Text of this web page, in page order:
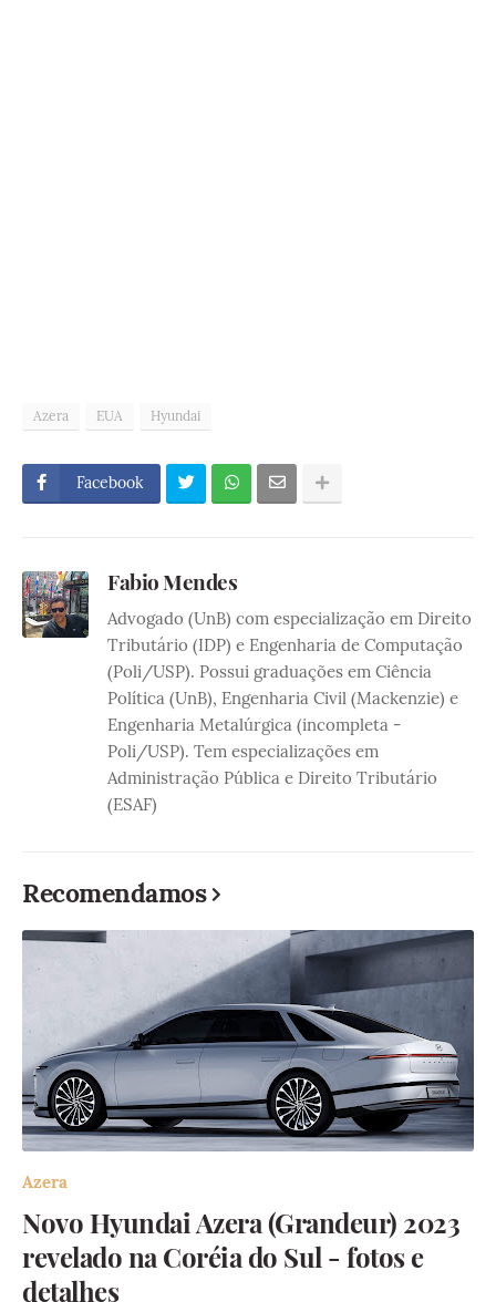
Azera EUA Hyundai
Facebook
Fabio Mendes
Advogado (UnB) com especialização em Direito
Tributário (IDP) e Engenharia de Computação
(Poli/USP). Possui graduações em Ciência
Política (UnB), Engenharia Civil (Mackenzie) e
Engenharia Metalúrgica (incompleta -
Poli/USP). Tem especializações em
Administração Pública e Direito Tributário
(ESAF)
Recomendamos
Azera
Novo Hyundai Azera (Grandeur) 2023
revelado na Coréia do Sul - fotos e
detalhes